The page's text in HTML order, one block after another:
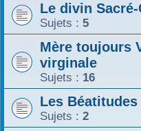
Le divin
Sujets : 5
Mère toujours
virginale
Sujets : 16
Les Béatitudes
Sujets : 2